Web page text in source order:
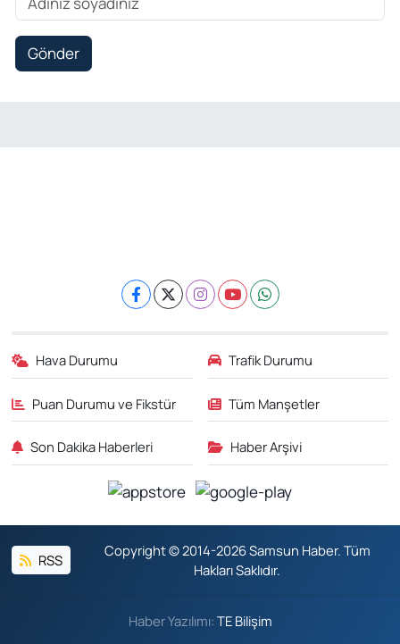
Gönder
Hava Durumu Trafik Durumu
Puan Durumu ve Fikstür Tüm Manşetler
Son Dakika Haberleri Haber Arşivi
RSS
Copyright © 2014-2026 Samsun Haber. Tüm
Hakları Saklıdır.
Haber Yazılımı: TE Bilişim